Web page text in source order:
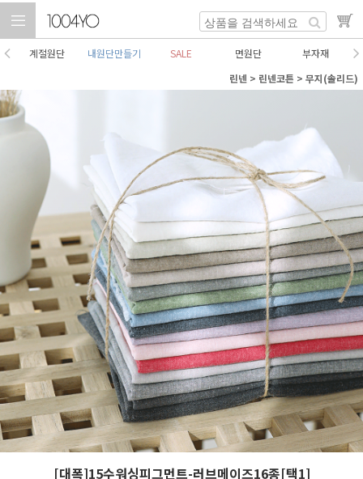
계절원단 내원단만들기 SALE 면원단
부자재
린넨 > 린넨코튼 > 무지(솔리드)
[대폭]15수워싱피그먼트-러브메이즈16종[택1]